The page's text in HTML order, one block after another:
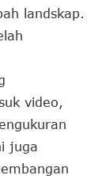
landskap.
video,
juga